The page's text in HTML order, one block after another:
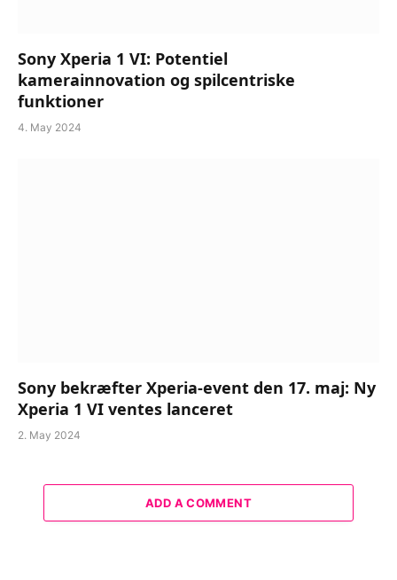
Sony Xperia 1 VI: Potentiel
kamerainnovation og spilcentriske
funktioner
4. May 2024
Sony bekræfter Xperia-event den 17. maj: Ny
Xperia 1 VI ventes lanceret
2. May 2024
ADD A COMMENT